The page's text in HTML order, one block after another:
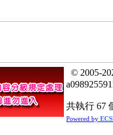
© 2005-
共執行 67
Powered by